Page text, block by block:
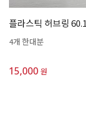
플라스틱 허브링
4개 한대분
15,000 원